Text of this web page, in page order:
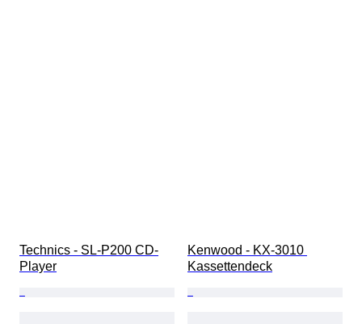
Technics - SL-P200 CD-
Player
Kenwood - KX-3010
Kassettendeck